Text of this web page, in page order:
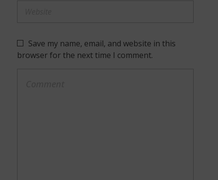
Save my name, email, and website in this
browser for the next time I comment.